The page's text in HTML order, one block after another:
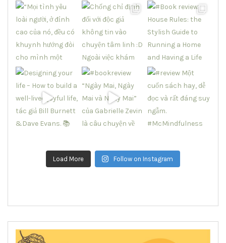
Load More Follow on Instagram